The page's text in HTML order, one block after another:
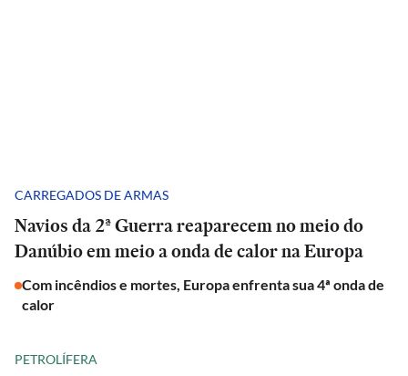
CARREGADOS DE ARMAS
Navios da 2ª Guerra reaparecem no meio do
Danúbio em meio a onda de calor na Europa
Com incêndios e mortes, Europa enfrenta sua 4ª onda de
calor
PETROLÍFERA